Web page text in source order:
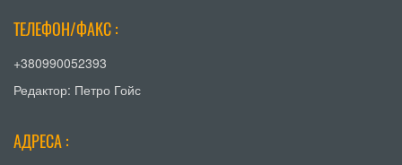
ТЕЛЕФОН/ФАКС :
+380990052393
Редактор: Петро Гойс
АДРЕСА :